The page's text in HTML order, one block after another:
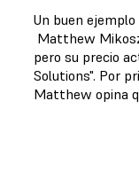
Un buen
Matthew
pero su precio
Solutions". Por
Matthew opina